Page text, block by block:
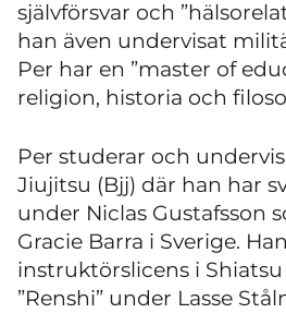
självförsvar och
han även undervisat
Per har en ”master of
religion, historia och
Per studerar och
Jiujitsu (Bjj) där han har
under Niclas Gustafsson
Gracie Barra i Sverige.
instruktörslicens i
”Renshi” under Lasse